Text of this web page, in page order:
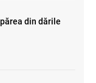
din dările